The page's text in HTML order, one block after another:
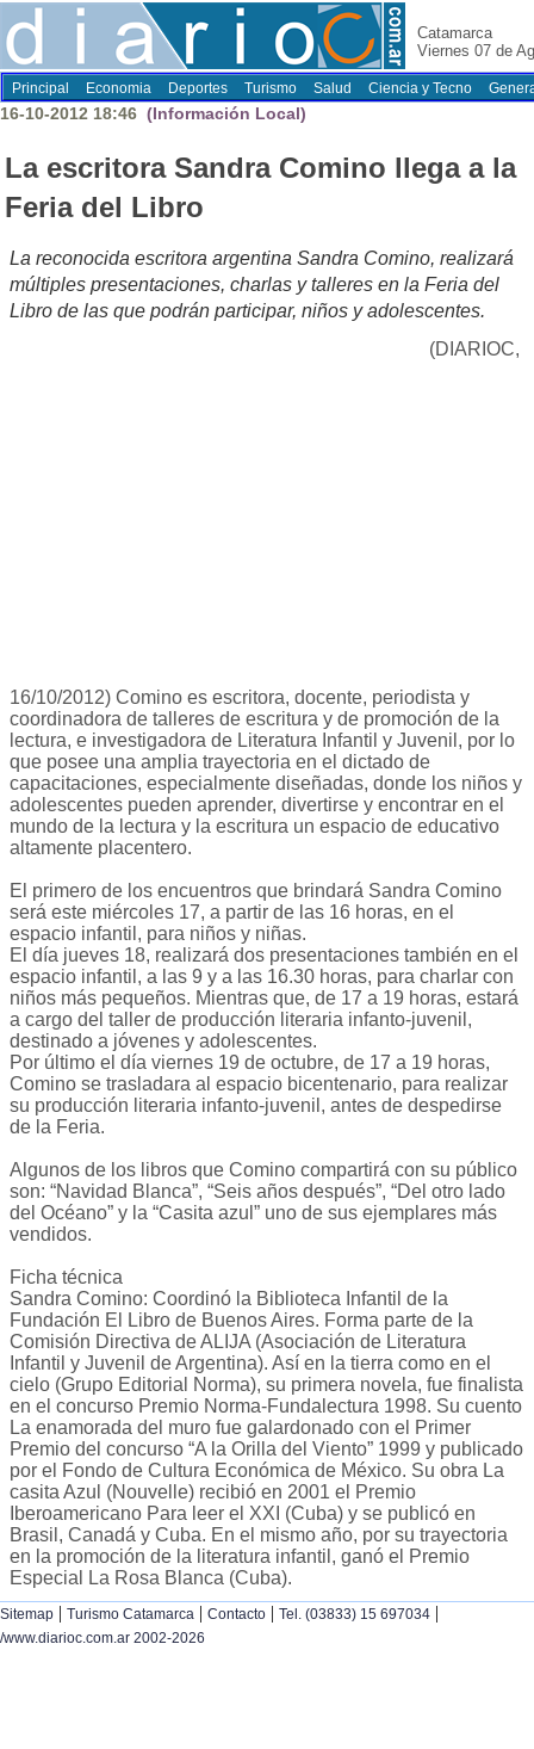
Catamarca
Viernes 07 de
Principal Economia Deportes Turismo Salud Ciencia y Tecno
16-10-2012 18:46 (Información Local)
La escritora Sandra Comino llega a la
Feria del Libro
La reconocida escritora argentina Sandra Comino, realizará
múltiples presentaciones, charlas y talleres en la Feria del
Libro de las que podrán participar, niños y adolescentes.
(DIARIOC,
16/10/2012) Comino es escritora, docente, periodista y
coordinadora de talleres de escritura y de promoción de la
lectura, e investigadora de Literatura Infantil y Juvenil, por lo
que posee una amplia trayectoria en el dictado de
capacitaciones, especialmente diseñadas, donde los niños y
adolescentes pueden aprender, divertirse y encontrar en el
mundo de la lectura y la escritura un espacio de educativo
altamente placentero.
El primero de los encuentros que brindará Sandra Comino
será este miércoles 17, a partir de las 16 horas, en el
espacio infantil, para niños y niñas.
El día jueves 18, realizará dos presentaciones también en el
espacio infantil, a las 9 y a las 16.30 horas, para charlar con
niños más pequeños. Mientras que, de 17 a 19 horas, estará
a cargo del taller de producción literaria infanto-juvenil,
destinado a jóvenes y adolescentes.
Por último el día viernes 19 de octubre, de 17 a 19 horas,
Comino se trasladara al espacio bicentenario, para realizar
su producción literaria infanto-juvenil, antes de despedirse
de la Feria.
Algunos de los libros que Comino compartirá con su público
son: “Navidad Blanca”, “Seis años después”, “Del otro lado
del Océano” y la “Casita azul” uno de sus ejemplares más
vendidos.
Ficha técnica
Sandra Comino: Coordinó la Biblioteca Infantil de la
Fundación El Libro de Buenos Aires. Forma parte de la
Comisión Directiva de ALIJA (Asociación de Literatura
Infantil y Juvenil de Argentina). Así en la tierra como en el
cielo (Grupo Editorial Norma), su primera novela, fue finalista
en el concurso Premio Norma-Fundalectura 1998. Su cuento
La enamorada del muro fue galardonado con el Primer
Premio del concurso “A la Orilla del Viento” 1999 y publicado
por el Fondo de Cultura Económica de México. Su obra La
casita Azul (Nouvelle) recibió en 2001 el Premio
Iberoamericano Para leer el XXI (Cuba) y se publicó en
Brasil, Canadá y Cuba. En el mismo año, por su trayectoria
en la promoción de la literatura infantil, ganó el Premio
Especial La Rosa Blanca (Cuba).
Sitemap | Turismo Catamarca | Contacto | Tel. (03833) 15 697034 |
/www.diarioc.com.ar 2002-2026